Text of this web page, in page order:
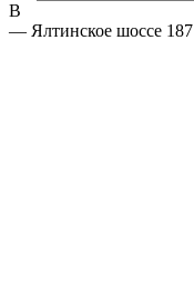
B
— Ялтинское шоссе 187